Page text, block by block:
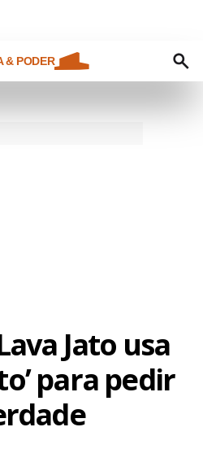
& PODER
Jato usa
para pedir